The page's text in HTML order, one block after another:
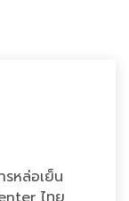
รหล่อเย็น